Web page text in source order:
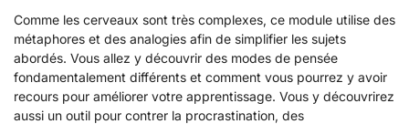
Comme les cerveaux sont très complexes, ce module utilise des
métaphores et des analogies afin de simplifier les sujets
abordés. Vous allez y découvrir des modes de pensée
fondamentalement différents et comment vous pourrez y avoir
recours pour améliorer votre apprentissage. Vous y découvrirez
aussi un outil pour contrer la procrastination, des